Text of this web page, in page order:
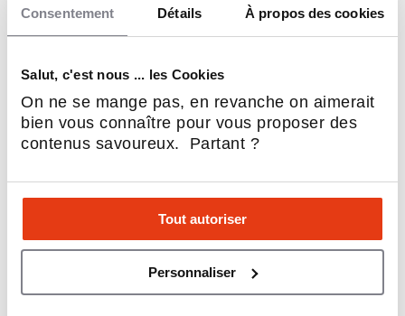
Consentement Détails À propos des cookies
Salut, c'est nous ... les Cookies
On ne se mange pas, en revanche on aimerait
bien vous connaître pour vous proposer des
contenus savoureux. Partant ?
Tout autoriser
Personnaliser
Comment ouvrir un bouillon en France en 2026 ?